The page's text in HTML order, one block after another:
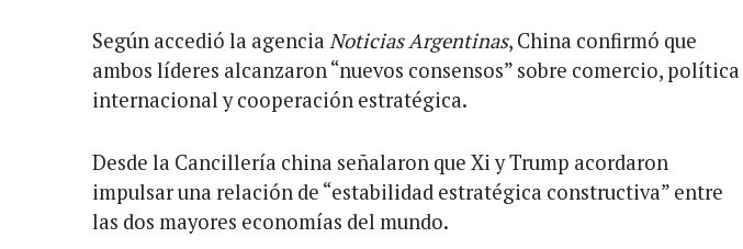
Según accedió la agencia Noticias Argentinas, China confirmó que
ambos líderes alcanzaron “nuevos consensos” sobre comercio, política
internacional y cooperación estratégica.
Desde la Cancillería china señalaron que Xi y Trump acordaron
impulsar una relación de “estabilidad estratégica constructiva” entre
las dos mayores economías del mundo.